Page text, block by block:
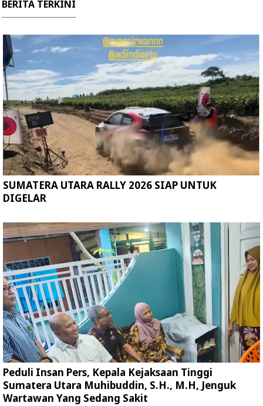
BERITA TERKINI
SUMATERA UTARA RALLY 2026 SIAP UNTUK
DIGELAR
Peduli Insan Pers, Kepala Kejaksaan Tinggi
Sumatera Utara Muhibuddin, S.H., M.H, Jenguk
Wartawan Yang Sedang Sakit